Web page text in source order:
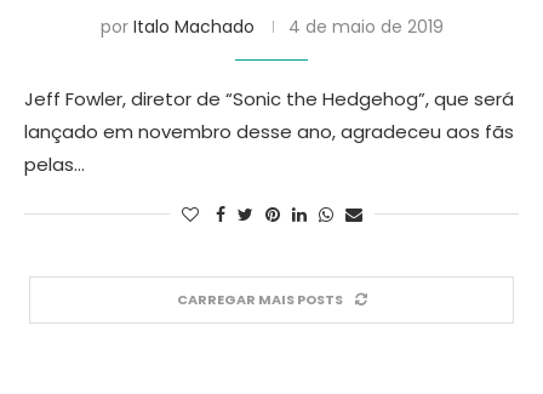
por Italo Machado 4 de maio de 2019
Jeff Fowler, diretor de “Sonic the Hedgehog”, que será
lançado em novembro desse ano, agradeceu aos fãs
pelas…
CARREGAR MAIS POSTS